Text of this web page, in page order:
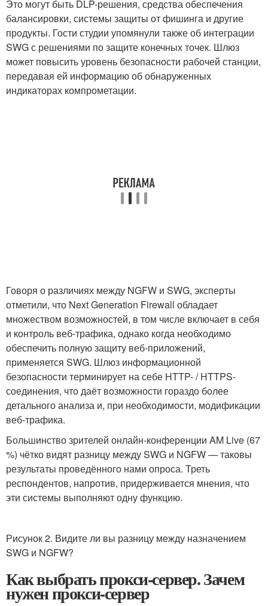
Это могут быть DLP-решения, средства обеспечения
балансировки, системы защиты от фишинга и другие
продукты. Гости студии упомянули также об интеграции
SWG с решениями по защите конечных точек. Шлюз
может повысить уровень безопасности рабочей станции,
передавая ей информацию об обнаруженных
индикаторах компрометации.
Говоря о различиях между NGFW и SWG, эксперты
отметили, что Next Generation Firewall обладает
множеством возможностей, в том числе включает в себя
и контроль веб-трафика, однако когда необходимо
обеспечить полную защиту веб-приложений,
применяется SWG. Шлюз информационной
безопасности терминирует на себе HTTP- / HTTPS-
соединения, что даёт возможности гораздо более
детального анализа и, при необходимости, модификации
веб-трафика.
Большинство зрителей онлайн-конференции AM Live (67
%) чётко видят разницу между SWG и NGFW — таковы
результаты проведённого нами опроса. Треть
респондентов, напротив, придерживается мнения, что
эти системы выполняют одну функцию.
Рисунок 2. Видите ли вы разницу между назначением
SWG и NGFW?
Как выбрать прокси-сервер. Зачем
нужен прокси-сервер